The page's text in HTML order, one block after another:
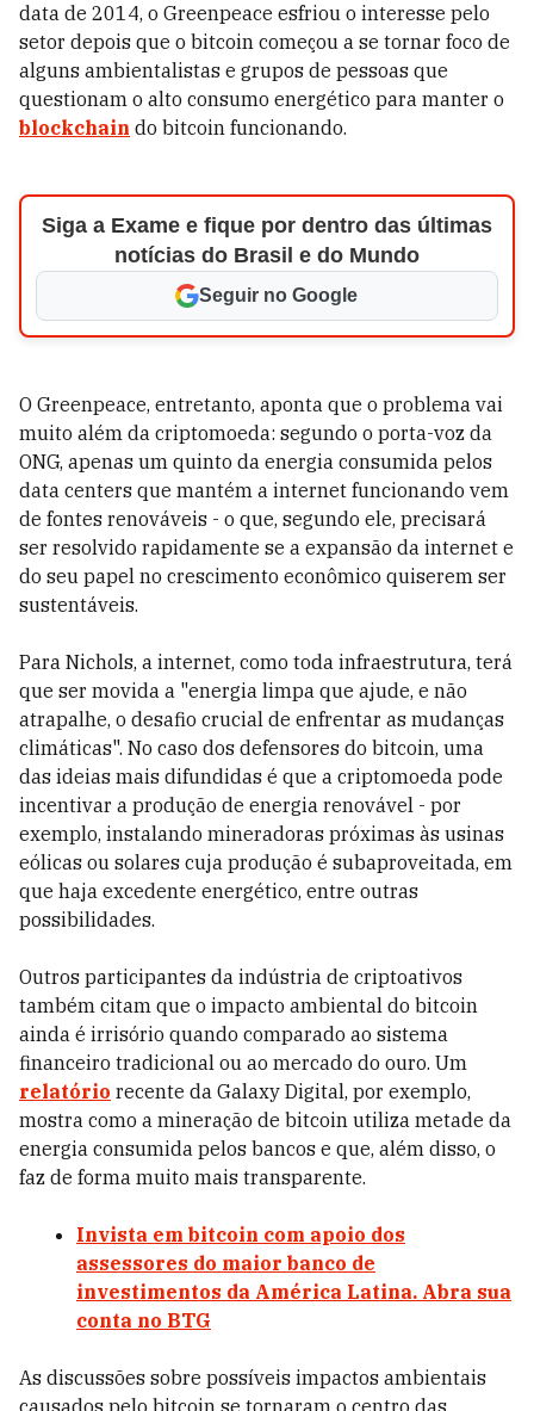
data de 2014, o Greenpeace esfriou o interesse pelo
setor depois que o bitcoin começou a se tornar foco de
alguns ambientalistas e grupos de pessoas que
questionam o alto consumo energético para manter o
blockchain do bitcoin funcionando.
Siga a Exame e fique por dentro das últimas
notícias do Brasil e do Mundo
Seguir no Google
O Greenpeace, entretanto, aponta que o problema vai
muito além da criptomoeda: segundo o porta-voz da
ONG, apenas um quinto da energia consumida pelos
data centers que mantém a internet funcionando vem
de fontes renováveis - o que, segundo ele, precisará
ser resolvido rapidamente se a expansão da internet e
do seu papel no crescimento econômico quiserem ser
sustentáveis.
Para Nichols, a internet, como toda infraestrutura, terá
que ser movida a "energia limpa que ajude, e não
atrapalhe, o desafio crucial de enfrentar as mudanças
climáticas". No caso dos defensores do bitcoin, uma
das ideias mais difundidas é que a criptomoeda pode
incentivar a produção de energia renovável - por
exemplo, instalando mineradoras próximas às usinas
eólicas ou solares cuja produção é subaproveitada, em
que haja excedente energético, entre outras
possibilidades.
Outros participantes da indústria de criptoativos
também citam que o impacto ambiental do bitcoin
ainda é irrisório quando comparado ao sistema
financeiro tradicional ou ao mercado do ouro. Um
relatório recente da Galaxy Digital, por exemplo,
mostra como a mineração de bitcoin utiliza metade da
energia consumida pelos bancos e que, além disso, o
faz de forma muito mais transparente.
Invista em bitcoin com apoio dos
assessores do maior banco de
investimentos da América Latina. Abra sua
conta no BTG
As discussões sobre possíveis impactos ambientais
causados pelo bitcoin se tornaram o centro das